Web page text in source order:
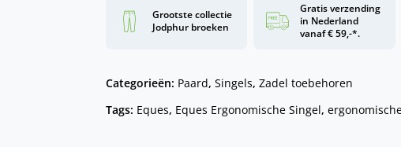
Grootste collectie
Jodphur broeken
Gratis verzending
in Nederland
vanaf € 59,-*.
Categorieën: Paard, Singels, Zadel toebehoren
Tags: Eques, Eques Ergonomische Singel,